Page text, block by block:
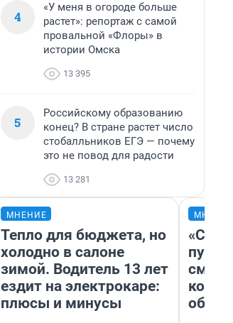
4
«У меня в огороде больше
растет»: репортаж с самой
провальной «Флоры» в
истории Омска
13 395
5
Российскому образованию
конец? В стране растет число
стобалльников ЕГЭ — почему
это не повод для радости
13 281
МНЕНИЕ
Тепло для бюджета, но
холодно в салоне
зимой. Водитель 13 лет
ездит на электрокаре:
плюсы и минусы